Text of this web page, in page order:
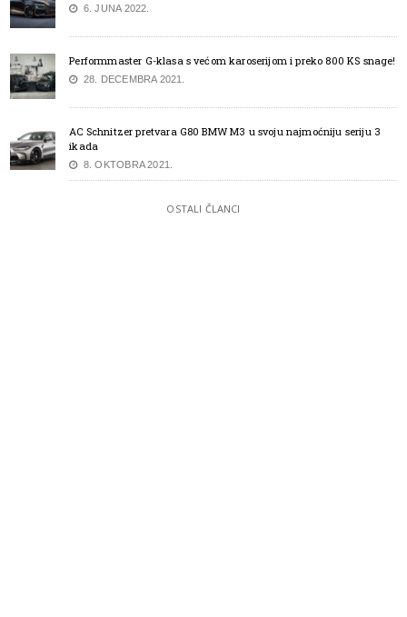
6. JUNA 2022.
Performmaster G-klasa s većom karoserijom i preko 800 KS snage!
28. DECEMBRA 2021.
AC Schnitzer pretvara G80 BMW M3 u svoju najmoćniju seriju 3
ikada
8. OKTOBRA 2021.
OSTALI ČLANCI